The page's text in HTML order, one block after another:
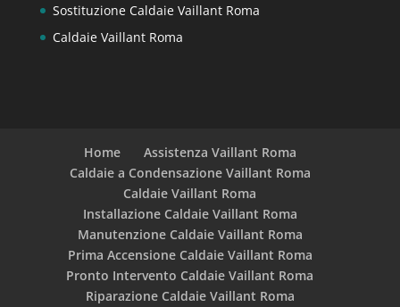
Sostituzione Caldaie Vaillant Roma
Caldaie Vaillant Roma
Home
Assistenza Vaillant Roma
Caldaie a Condensazione Vaillant Roma
Caldaie Vaillant Roma
Installazione Caldaie Vaillant Roma
Manutenzione Caldaie Vaillant Roma
Prima Accensione Caldaie Vaillant Roma
Pronto Intervento Caldaie Vaillant Roma
Riparazione Caldaie Vaillant Roma